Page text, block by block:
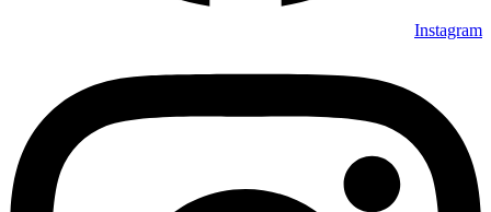
Instagram